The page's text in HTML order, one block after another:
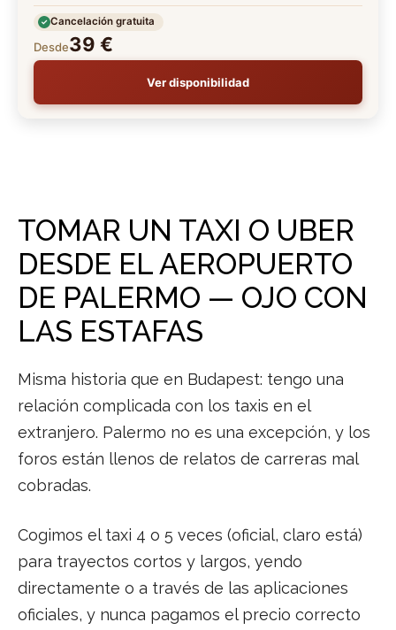
Cancelación gratuita
Desde39 €
Ver disponibilidad
TOMAR UN TAXI O UBER
DESDE EL AEROPUERTO
DE PALERMO — OJO CON
LAS ESTAFAS
Misma historia que en Budapest: tengo una
relación complicada con los taxis en el
extranjero. Palermo no es una excepción, y los
foros están llenos de relatos de carreras mal
cobradas.
Cogimos el taxi 4 o 5 veces (oficial, claro está)
para trayectos cortos y largos, yendo
directamente o a través de las aplicaciones
oficiales, y nunca pagamos el precio correcto